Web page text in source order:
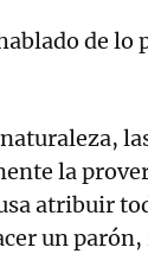
de
la
atribuir
un